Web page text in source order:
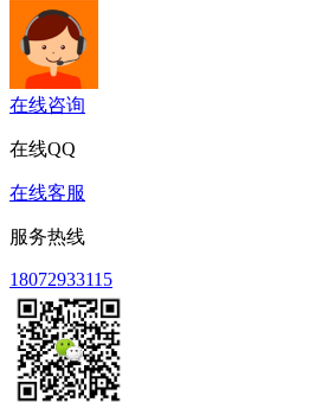
在线咨询
在线QQ
在线客服
服务热线
18072933115